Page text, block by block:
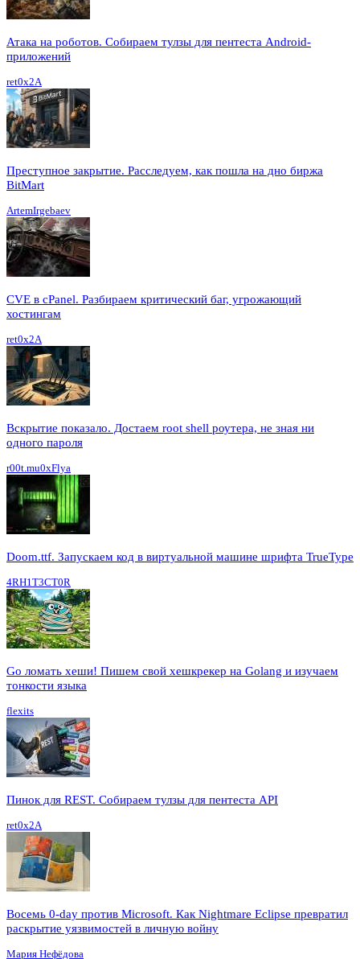
Атака на роботов. Собираем тулзы для пентеста Android-
приложений
ret0x2A
Преступное закрытие. Расследуем, как пошла на дно биржа
BitMart
ArtemIrgebaev
CVE в cPanel. Разбираем критический баг, угрожающий
хостингам
ret0x2A
Вскрытие показало. Достаем root shell роутера, не зная ни
одного пароля
r00t.mu0xFlya
Doom.ttf. Запускаем код в виртуальной машине шрифта TrueType
4RH1T3CT0R
Go ломать хеши! Пишем свой хешкрекер на Golang и изучаем
тонкости языка
flexits
Пинок для REST. Собираем тулзы для пентеста API
ret0x2A
Восемь 0-day против Microsoft. Как Nightmare Eclipse превратил
раскрытие уязвимостей в личную войну
Мария Нефёдова